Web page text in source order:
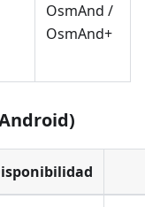
OsmAnd /
OsmAnd+